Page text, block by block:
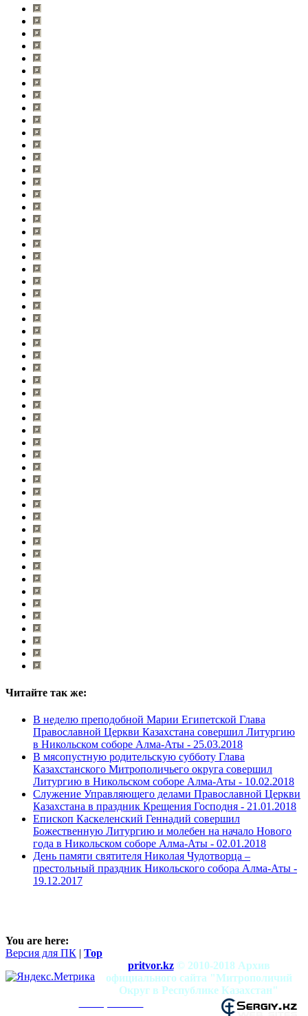
Читайте так же:
В неделю преподобной Марии Египетской Глава
Православной Церкви Казахстана совершил Литургию
в Никольском соборе Алма-Аты - 25.03.2018
В мясопустную родительскую субботу Глава
Казахстанского Митрополичьего округа совершил
Литургию в Никольском соборе Алма-Аты - 10.02.2018
Служение Управляющего делами Православной Церкви
Казахстана в праздник Крещения Господня - 21.01.2018
Епископ Каскеленский Геннадий совершил
Божественную Литургию и молебен на начало Нового
года в Никольском соборе Алма-Аты - 02.01.2018
День памяти святителя Николая Чудотворца –
престольный праздник Никольского собора Алма-Аты -
19.12.2017
You are here:
Версия для ПК | Top
pritvor.kz © 2010-2018 Архив
официального сайта "Митрополичий
Округ в Республике Казахстан"